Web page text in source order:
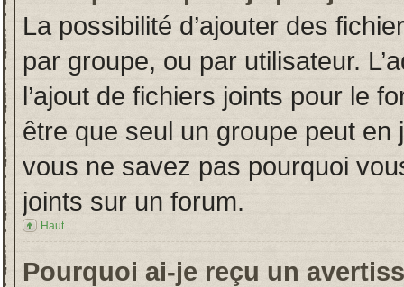
La possibilité d’ajouter des
par groupe, ou par utilisateur.
l’ajout de fichiers joints pour le
être que seul un groupe peut en
vous ne savez pas pourquoi
joints sur un forum.
Haut
Pourquoi ai-je reçu un